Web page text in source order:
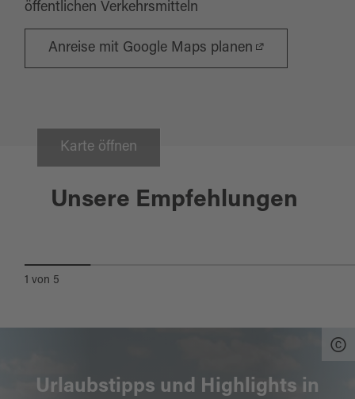
öffentlichen Verkehrsmitteln
Anreise mit Google Maps planen
Karte öffnen
Unsere Empfehlungen
Erbendorf
1 von 5
Urlaubstipps und Highlights in